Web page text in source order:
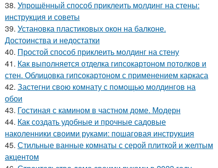
38. Упрощённый способ приклеить молдинг на стены:
инструкция и советы
39. Установка пластиковых окон на балконе.
Достоинства и недостатки
40. Простой способ приклеить молдинг на стену
41. Как выполняется отделка гипсокартоном потолков и
стен. Облицовка гипсокартоном с применением каркаса
42. Застегни свою комнату с помощью молдингов на
обои
43. Гостиная с камином в частном доме. Модерн
44. Как создать удобные и прочные садовые
наколенники своими руками: пошаговая инструкция
45. Стильные ванные комнаты с серой плиткой и желтым
акцентом